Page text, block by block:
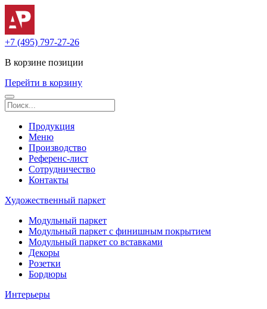
+7 (495) 797-27-26
В корзине позиции
Перейти в корзину
Продукция
Меню
Производство
Референс-лист
Сотрудничество
Контакты
Художественный паркет
Модульный паркет
Модульный паркет с финишным покрытием
Модульный паркет со вставками
Декоры
Розетки
Бордюры
Интерьеры